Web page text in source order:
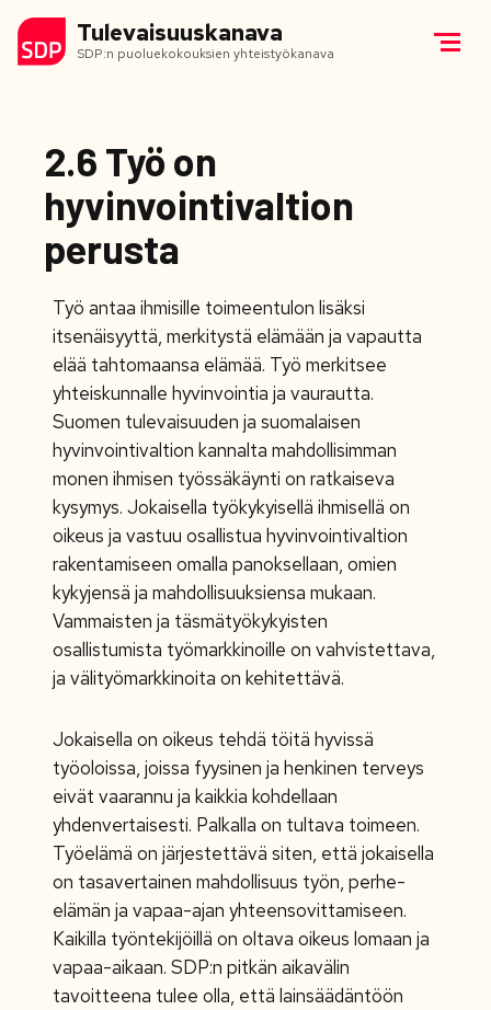
Tulevaisuuskanava
SDP:n puoluekokouksien yhteistyökanava
2.6 Työ on
hyvinvointivaltion
perusta
Työ antaa ihmisille toimeentulon lisäksi
itsenäisyyttä, merkitystä elämään ja vapautta
elää tahtomaansa elämää. Työ merkitsee
yhteiskunnalle hyvinvointia ja vaurautta.
Suomen tulevaisuuden ja suomalaisen
hyvinvointivaltion kannalta mahdollisimman
monen ihmisen työssäkäynti on ratkaiseva
kysymys. Jokaisella työkykyisellä ihmisellä on
oikeus ja vastuu osallistua hyvinvointivaltion
rakentamiseen omalla panoksellaan, omien
kykyjensä ja mahdollisuuksiensa mukaan.
Vammaisten ja täsmätyökykyisten
osallistumista työmarkkinoille on vahvistettava,
ja välityömarkkinoita on kehitettävä.
Jokaisella on oikeus tehdä töitä hyvissä
työoloissa, joissa fyysinen ja henkinen terveys
eivät vaarannu ja kaikkia kohdellaan
yhdenvertaisesti. Palkalla on tultava toimeen.
Työelämä on järjestettävä siten, että jokaisella
on tasavertainen mahdollisuus työn, perhe-
elämän ja vapaa-ajan yhteensovittamiseen.
Kaikilla työntekijöillä on oltava oikeus lomaan ja
vapaa-aikaan. SDP:n pitkän aikavälin
tavoitteena tulee olla, että lainsäädäntöön